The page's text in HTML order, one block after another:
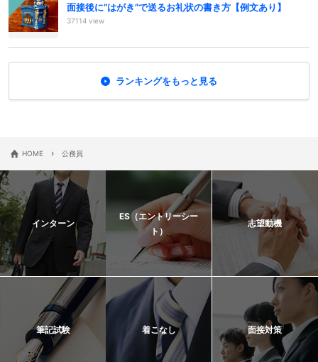
面接後に”はがき”で送るお礼状の書き方【例文あり】
37114 view
ランキングをもっと見る
HOME › 公務員
インターン
ES（エントリーシー
ト）
志望動機
筆記試験 着こなし 面接対策